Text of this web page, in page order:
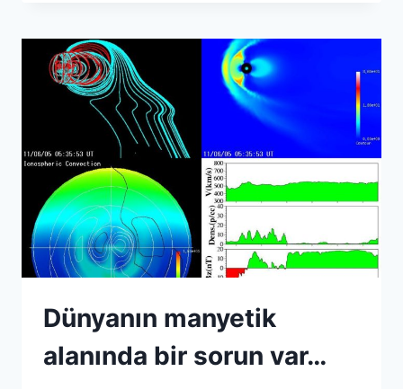
ELEKTROMANYETIK
ETKILERI.
Dünyanın manyetik
alanında bir sorun var…